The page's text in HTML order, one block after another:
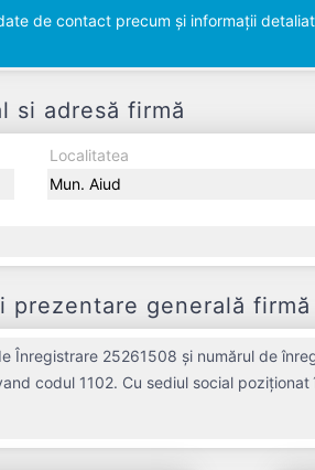
de contact precum și informații
si adresă firmă
Localitatea
Mun. Aiud
prezentare generală firmă
Înregistrare 25261508 și numărul de
codul 1102. Cu sediul social